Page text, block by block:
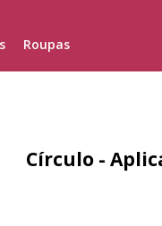
Roupas
Círculo -